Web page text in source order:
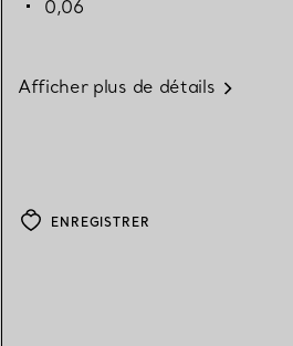
0,06
Afficher plus de détails
ENREGISTRER